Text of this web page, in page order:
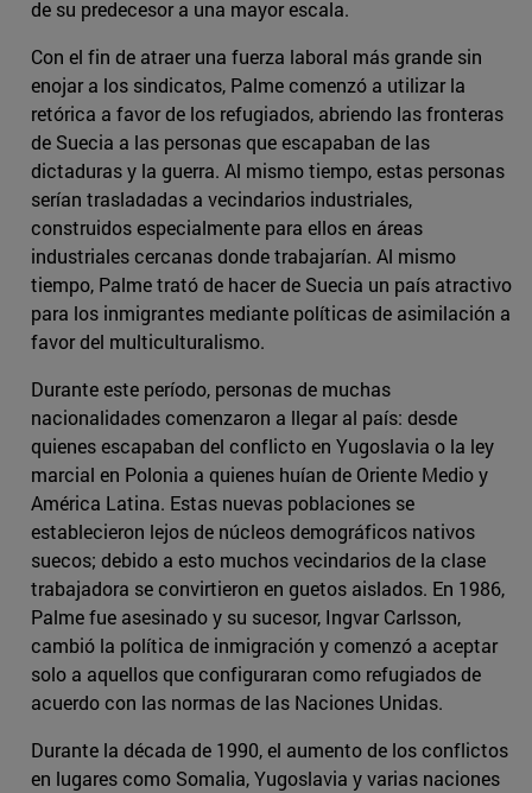
de su predecesor a una mayor escala.
Con el fin de atraer una fuerza laboral más grande sin
enojar a los sindicatos, Palme comenzó a utilizar la
retórica a favor de los refugiados, abriendo las fronteras
de Suecia a las personas que escapaban de las
dictaduras y la guerra. Al mismo tiempo, estas personas
serían trasladadas a vecindarios industriales,
construidos especialmente para ellos en áreas
industriales cercanas donde trabajarían. Al mismo
tiempo, Palme trató de hacer de Suecia un país atractivo
para los inmigrantes mediante políticas de asimilación a
favor del multiculturalismo.
Durante este período, personas de muchas
nacionalidades comenzaron a llegar al país: desde
quienes escapaban del conflicto en Yugoslavia o la ley
marcial en Polonia a quienes huían de Oriente Medio y
América Latina. Estas nuevas poblaciones se
establecieron lejos de núcleos demográficos nativos
suecos; debido a esto muchos vecindarios de la clase
trabajadora se convirtieron en guetos aislados. En 1986,
Palme fue asesinado y su sucesor, Ingvar Carlsson,
cambió la política de inmigración y comenzó a aceptar
solo a aquellos que configuraran como refugiados de
acuerdo con las normas de las Naciones Unidas.
Durante la década de 1990, el aumento de los conflictos
en lugares como Somalia, Yugoslavia y varias naciones